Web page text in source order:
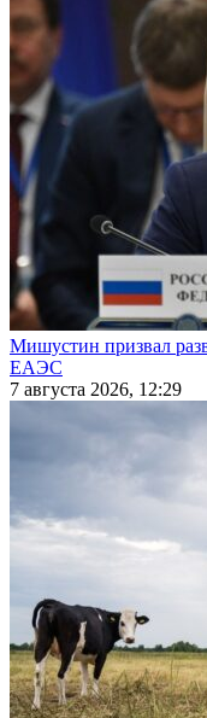
Мишустин призвал
ЕАЭС
7 августа 2026, 12:29